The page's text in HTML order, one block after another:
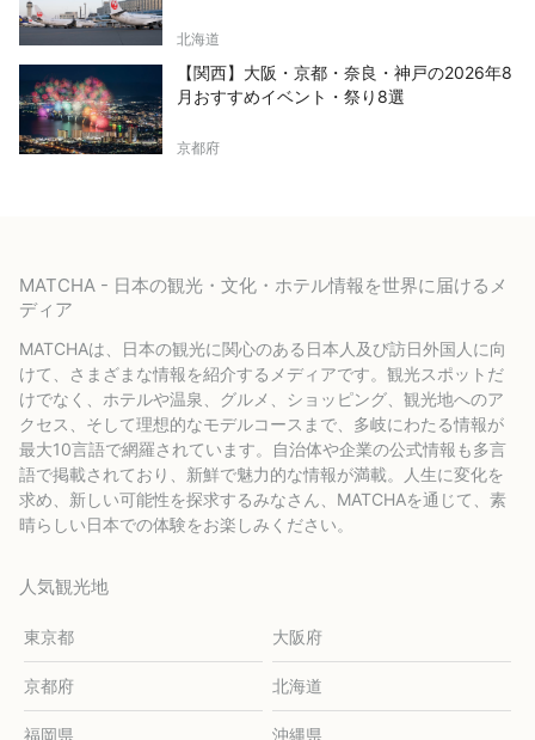
北海道
【関西】大阪・京都・奈良・神戸の2026年8
月おすすめイベント・祭り8選
京都府
MATCHA - 日本の観光・文化・ホテル情報を世界に届けるメ
ディア
MATCHAは、日本の観光に関心のある日本人及び訪日外国人に向
けて、さまざまな情報を紹介するメディアです。観光スポットだ
けでなく、ホテルや温泉、グルメ、ショッピング、観光地へのア
クセス、そして理想的なモデルコースまで、多岐にわたる情報が
最大10言語で網羅されています。自治体や企業の公式情報も多言
語で掲載されており、新鮮で魅力的な情報が満載。人生に変化を
求め、新しい可能性を探求するみなさん、MATCHAを通じて、素
晴らしい日本での体験をお楽しみください。
人気観光地
東京都 大阪府
京都府 北海道
福岡県 沖縄県